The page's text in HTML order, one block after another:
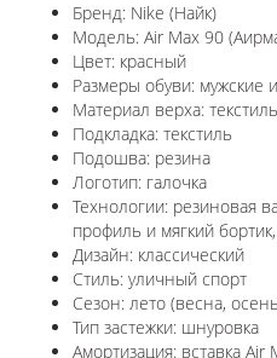
Бренд: Nike (Найк)
Модель: Air Max 90
Цвет: красный
Размеры обуви: мужские
Материал верха: текстиль
Подкладка: текстиль
Подошва: резина
Логотип: галочка
Технологии: резиновая
профиль и мягкий
Дизайн: классический
Стиль: уличный спорт
Сезон: лето (весна,
Тип застежки: шнуровка
Амортизация: вставка Air